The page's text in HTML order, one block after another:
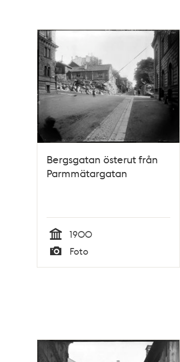
Bergsgatan österut från
Parmmätargatan
Tid
1900
Typ
Foto